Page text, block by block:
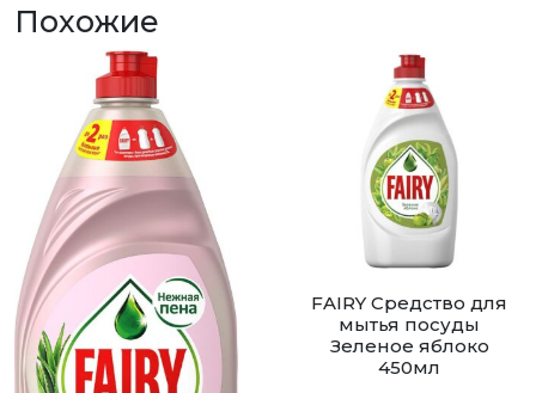
Похожие
FAIRY Средство для
мытья посуды
Зеленое яблоко
450мл